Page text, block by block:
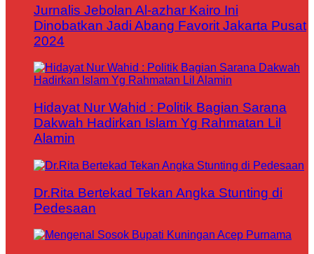
Jurnalis Jebolan Al-azhar Kairo Ini
Dinobatkan Jadi Abang Favorit Jakarta Pusat
2024
Hidayat Nur Wahid : Politik Bagian Sarana
Dakwah Hadirkan Islam Yg Rahmatan Lil
Alamin
Dr.Rita Bertekad Tekan Angka Stunting di
Pedesaan